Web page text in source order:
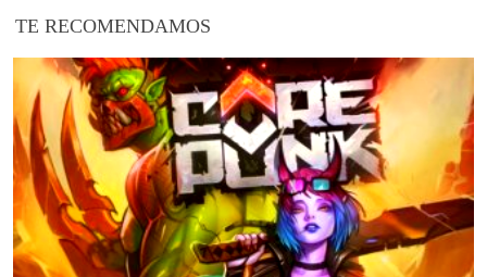
TE RECOMENDAMOS